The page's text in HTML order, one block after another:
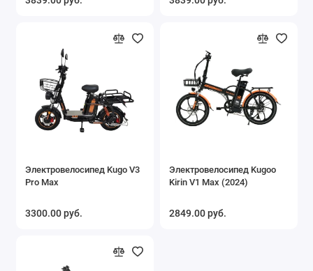
Электровелосипед Kugo V3
Pro Max
3300.00 руб.
Электровелосипед Kugoo
Kirin V1 Max (2024)
2849.00 руб.